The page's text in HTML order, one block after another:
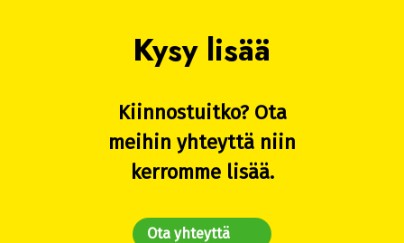
Kysy lisää
Kiinnostuitko? Ota
meihin yhteyttä niin
kerromme lisää.
Ota yhteyttä